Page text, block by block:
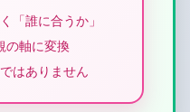
「誰に合うか」
の軸に変換
はありません